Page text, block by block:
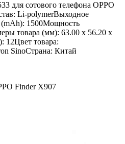
для сотового телефона OPPO
Li-polymerВыходное
1500Мощность
товара (мм): 63.00 x 56.20 x
12Цвет товара:
SinoСтрана: Китай
Finder X907